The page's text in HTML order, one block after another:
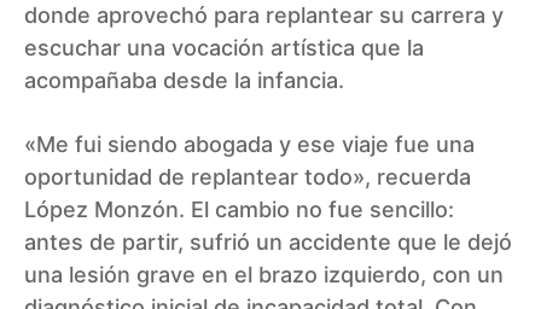
donde aprovechó para replantear su carrera y
escuchar una vocación artística que la
acompañaba desde la infancia.
«Me fui siendo abogada y ese viaje fue una
oportunidad de replantear todo», recuerda
López Monzón. El cambio no fue sencillo:
antes de partir, sufrió un accidente que le dejó
una lesión grave en el brazo izquierdo, con un